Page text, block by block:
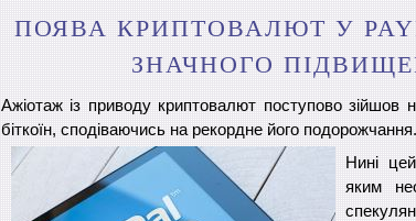
ПОЯВА КРИПТОВАЛЮТ У
ЗНАЧНОГО
Ажіотаж із приводу криптовалют поступово зійшов
біткоїн, сподіваючись на рекордне його подорожчання.
Нині
яким